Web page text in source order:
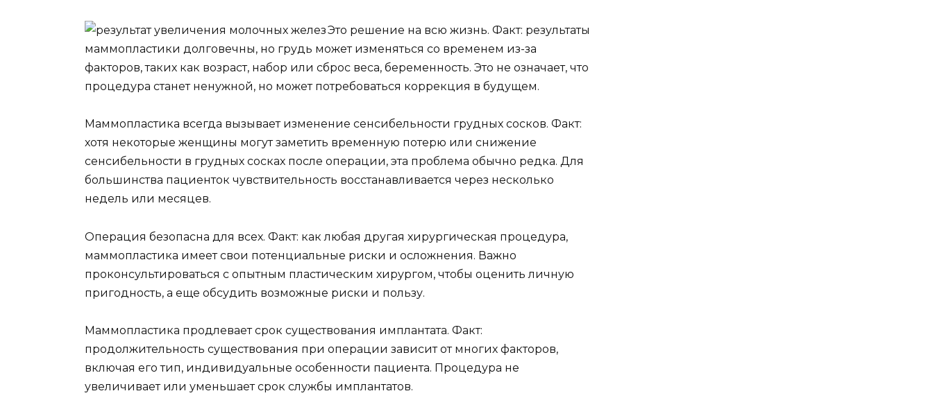
Это решение на всю жизнь. Факт: результаты
маммопластики долговечны, но грудь может изменяться со временем из-за
факторов, таких как возраст, набор или сброс веса, беременность. Это не означает, что
процедура станет ненужной, но может потребоваться коррекция в будущем.
Маммопластика всегда вызывает изменение сенсибельности грудных сосков. Факт:
хотя некоторые женщины могут заметить временную потерю или снижение
сенсибельности в грудных сосках после операции, эта проблема обычно редка. Для
большинства пациенток чувствительность восстанавливается через несколько
недель или месяцев.
Операция безопасна для всех. Факт: как любая другая хирургическая процедура,
маммопластика имеет свои потенциальные риски и осложнения. Важно
проконсультироваться с опытным пластическим хирургом, чтобы оценить личную
пригодность, а еще обсудить возможные риски и пользу.
Маммопластика продлевает срок существования имплантата. Факт:
продолжительность существования при операции зависит от многих факторов,
включая его тип, индивидуальные особенности пациента. Процедура не
увеличивает или уменьшает срок службы имплантатов.